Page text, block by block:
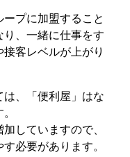
プに加盟すること
、一緒に仕事をす
客レベルが上がり
は、「便利屋」はな
していますので、
す必要があります。